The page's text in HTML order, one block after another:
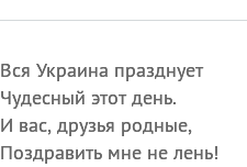
Вся Украина празднует
Чудесный этот день.
И вас, друзья родные,
Поздравить мне не лень!